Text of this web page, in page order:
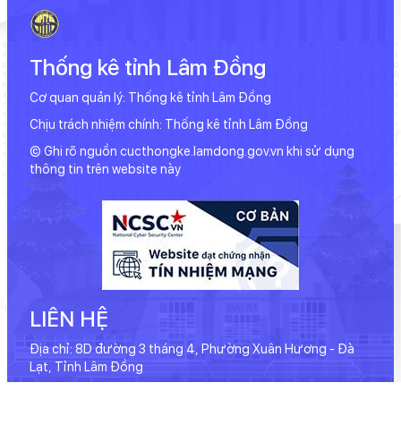
Thống kê tỉnh Lâm Đồng
Cơ quan quản lý: Thống kê tỉnh Lâm Đồng
Chịu trách nhiệm chính: Thống kê tỉnh Lâm Đồng
© Ghi rõ nguồn cucthongke.lamdong.gov.vn khi sử dụng
thông tin trên website này
LIÊN HỆ
Địa chỉ: 8D đường 3 tháng 4, Phường Xuân Hương - Đà
Lạt, Tỉnh Lâm Đồng